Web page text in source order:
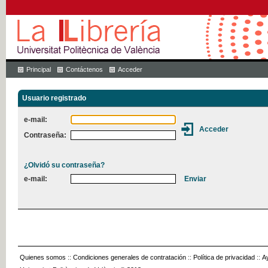
Principal Contáctenos Acceder
Usuario registrado
e-mail:
Contraseña:
¿Olvidó su contraseña?
e-mail:
Quienes somos :: Condiciones generales de contratación :: Política de privacidad ::